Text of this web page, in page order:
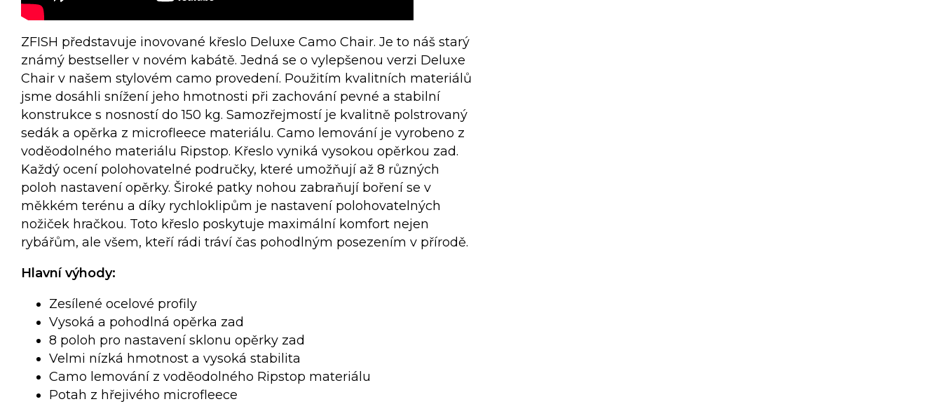
ZFISH představuje inovované křeslo Deluxe Camo Chair. Je to náš starý
známý bestseller v novém kabátě. Jedná se o vylepšenou verzi Deluxe
Chair v našem stylovém camo provedení. Použitím kvalitních materiálů
jsme dosáhli snížení jeho hmotnosti při zachování pevné a stabilní
konstrukce s nosností do 150 kg. Samozřejmostí je kvalitně polstrovaný
sedák a opěrka z microfleece materiálu. Camo lemování je vyrobeno z
voděodolného materiálu Ripstop. Křeslo vyniká vysokou opěrkou zad.
Každý ocení polohovatelné područky, které umožňují až 8 různých
poloh nastavení opěrky. Široké patky nohou zabraňují boření se v
měkkém terénu a díky rychloklipům je nastavení polohovatelných
nožiček hračkou. Toto křeslo poskytuje maximální komfort nejen
rybářům, ale všem, kteří rádi tráví čas pohodlným posezením v přírodě.
Hlavní výhody:
Zesílené ocelové profily
Vysoká a pohodlná opěrka zad
8 poloh pro nastavení sklonu opěrky zad
Velmi nízká hmotnost a vysoká stabilita
Camo lemování z voděodolného Ripstop materiálu
Potah z hřejivého microfleece